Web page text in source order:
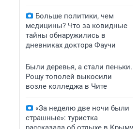
Больше политики, чем
медицины? Что за ковидные
тайны обнаружились в
дневниках доктора Фаучи
Были деревья, а стали пеньки.
Рощу тополей выкосили
возле колледжа в Чите
«За неделю две ночи были
страшные»: туристка